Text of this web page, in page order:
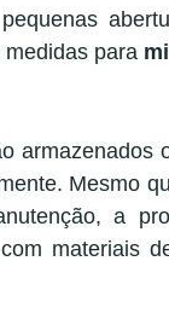
para
armazenados
Mesmo
a
materiais